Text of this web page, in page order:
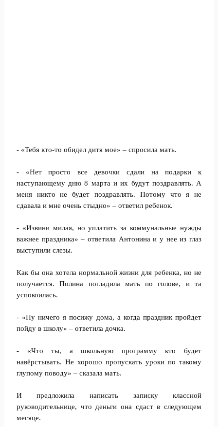
- «Тебя кто-то обидел дитя мое» – спросила мать.
- «Нет просто все девочки сдали на подарки к
наступающему дню 8 марта и их будут поздравлять. А
меня никто не будет поздравлять. Потому что я не
сдавала и мне очень стыдно» – ответил ребенок.
- «Извини милая, но уплатить за коммунальные нужды
важнее праздника» – ответила Антонина и у нее из глаз
выступили слезы.
Как бы она хотела нормальной жизни для ребенка, но не
получается. Полина погладила мать по голове, и та
успокоилась.
- «Ну ничего я посижу дома, а когда праздник пройдет
пойду в школу» – ответила дочка.
- «Что ты, а школьную программу кто будет
навёрстывать. Не хорошо пропускать уроки по такому
глупому поводу» – сказала мать.
И предложила написать записку классной
руководительнице, что деньги она сдаст в следующем
месяце.